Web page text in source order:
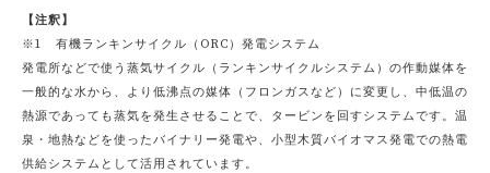
【注釈】
※1 有機ランキンサイクル（ORC）発電システム
発電所などで使う蒸気サイクル（ランキンサイクルシステム）の作動媒体を
一般的な水から、より低沸点の媒体（フロンガスなど）に変更し、中低温の
熱源であっても蒸気を発生させることで、タービンを回すシステムです。温
泉・地熱などを使ったバイナリー発電や、小型木質バイオマス発電での熱電
供給システムとして活用されています。